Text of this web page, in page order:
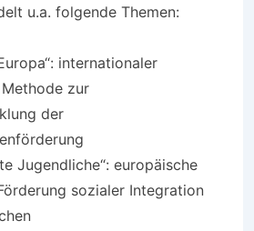
u.a. folgende Themen:
internationaler
zur
der
Jugendliche“: europäische
sozialer Integration